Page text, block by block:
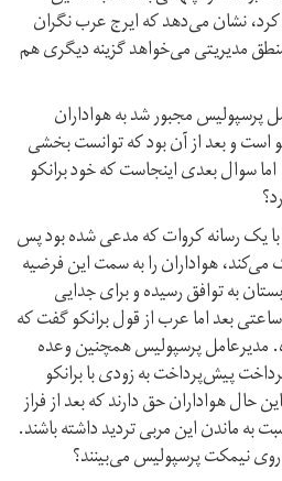
نشان می‌دهد که ایرج عرب نگران
مدیریتی می‌خواهد گزینه دیگری هم
پرسپولیس مجبور شد به هواداران
است و بعد از آن بود که توانست بخشی
سوال بعدی اینجاست که خود برانکو
با یک رسانه کروات که مدعی شده بود پس
می‌کند، هواداران را به سمت این فرضیه
به توافق رسیده و برای جدایی
بعد اما عرب از قول برانکو گفت که
پرسپولیس همچنین وعده
پیش‌پرداخت به زودی با برانکو
حال هواداران حق دارند که بعد از فراز
به ماندن این مربی تردید داشته باشند.
روی نیمکت پرسپولیس می‌بینند؟